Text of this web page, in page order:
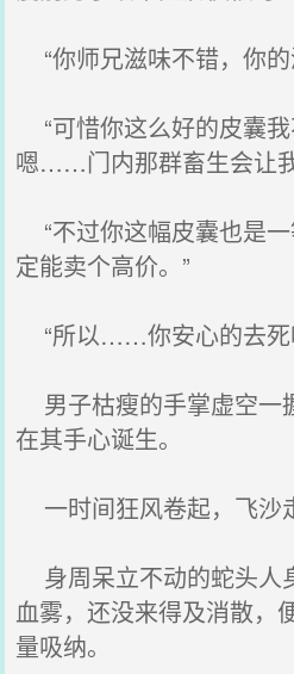
“你师兄滋味不错，你
“可惜你这么好的皮囊
嗯……门内那群畜生会让
“不过你这幅皮囊也是
定能卖个高价。”
“所以……你安心的去死
男子枯瘦的手掌虚空一
在其手心诞生。
一时间狂风卷起，飞沙
身周呆立不动的蛇头人
血雾，还没来得及消散，
量吸纳。